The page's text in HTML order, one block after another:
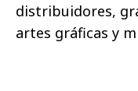
distribuidores,
artes gráficas y